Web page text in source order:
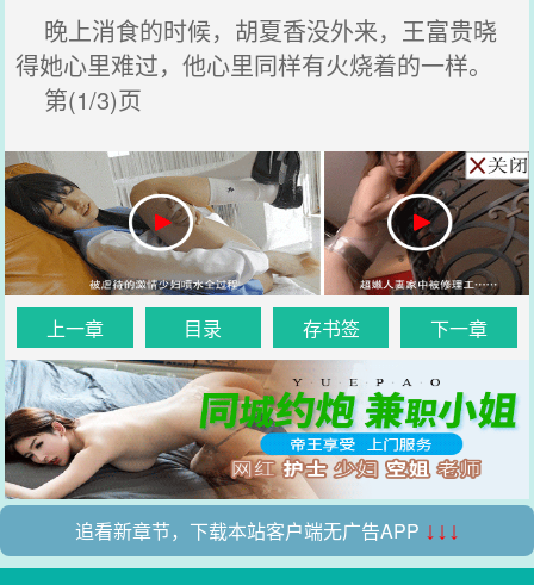
晚上消食的时候，胡夏香没外来，王富贵晓
得她心里难过，他心里同样有火烧着的一样。
第(1/3)页
上一章 目录 存书签 下一章
追看新章节，下载本站客户端无广告APP ↓↓↓